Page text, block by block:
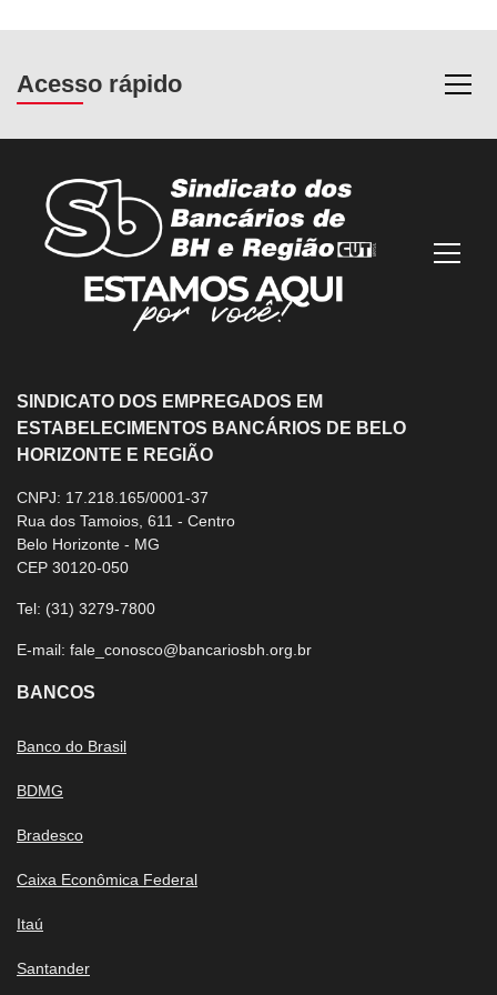
Acesso rápido
SINDICATO DOS EMPREGADOS EM
ESTABELECIMENTOS BANCÁRIOS DE BELO
HORIZONTE E REGIÃO
CNPJ: 17.218.165/0001-37
Rua dos Tamoios, 611 - Centro
Belo Horizonte - MG
CEP 30120-050
Tel: (31) 3279-7800
E-mail: fale_conosco@bancariosbh.org.br
BANCOS
Banco do Brasil
BDMG
Bradesco
Caixa Econômica Federal
Itaú
Santander